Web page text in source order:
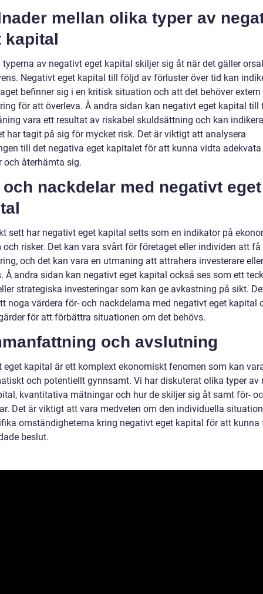
mellan olika typer av
kapital
typerna av negativt eget kapital skiljer sig åt när det gäller
Negativt eget kapital till följd av förluster över tid kan
befinner sig i en kritisk situation och att det behöver extern
för att överleva. Å andra sidan kan negativt eget kapital till
vara ett resultat av riskabel skuldsättning och kan
har tagit på sig för mycket risk. Det är viktigt att analysera
till det negativa eget kapitalet för att kunna vidta adekvata
och återhämta sig.
och nackdelar med negativt eget
sett har negativt eget kapital setts som en indikator på
och risker. Det kan vara svårt för företaget eller individen att få
och det kan vara en utmaning att attrahera investerare eller
Å andra sidan kan negativt eget kapital också ses som ett
strategiska investeringar som kan ge avkastning på sikt.
noga värdera för- och nackdelarna med negativt eget kapital
för att förbättra situationen om det behövs.
och avslutning
eget kapital är ett komplext ekonomiskt fenomen som kan
och potentiellt gynnsamt. Vi har diskuterat olika typer av
kvantitativa mätningar och hur de skiljer sig åt samt för-
Det är viktigt att vara medveten om den individuella
omständigheterna kring negativt eget kapital för att kunna
beslut.